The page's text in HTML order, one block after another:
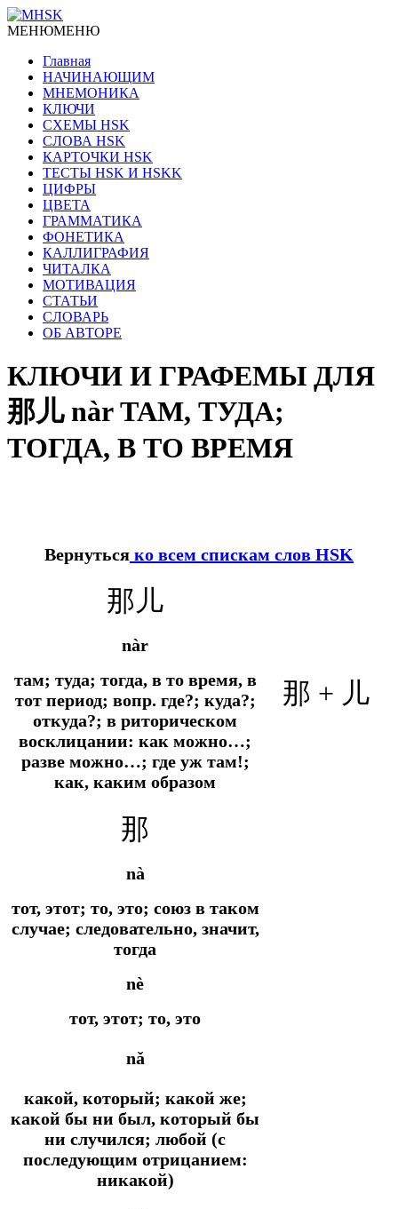
МЕНЮМЕНЮ
Главная
НАЧИНАЮЩИМ
МНЕМОНИКА
КЛЮЧИ
СХЕМЫ HSK
СЛОВА HSK
КАРТОЧКИ HSK
ТЕСТЫ HSK И HSKK
ЦИФРЫ
ЦВЕТА
ГРАММАТИКА
ФОНЕТИКА
КАЛЛИГРАФИЯ
ЧИТАЛКА
МОТИВАЦИЯ
СТАТЬИ
СЛОВАРЬ
ОБ АВТОРЕ
КЛЮЧИ И ГРАФЕМЫ ДЛЯ
那儿 nàr ТАМ, ТУДА;
ТОГДА, В ТО ВРЕМЯ
Вернуться ко всем спискам слов HSK
那儿
nàr
там; туда; тогда, в то время, в
тот период; вопр. где?; куда?;
откуда?; в риторическом
восклицании: как можно…;
разве можно…; где уж там!;
как, каким образом
那 + 儿
那
nà
тот, этот; то, это; союз в таком
случае; следовательно, значит,
тогда
nè
тот, этот; то, это
nǎ
какой, который; какой же;
какой бы ни был, который бы
ни случился; любой (с
последующим отрицанием:
никакой)